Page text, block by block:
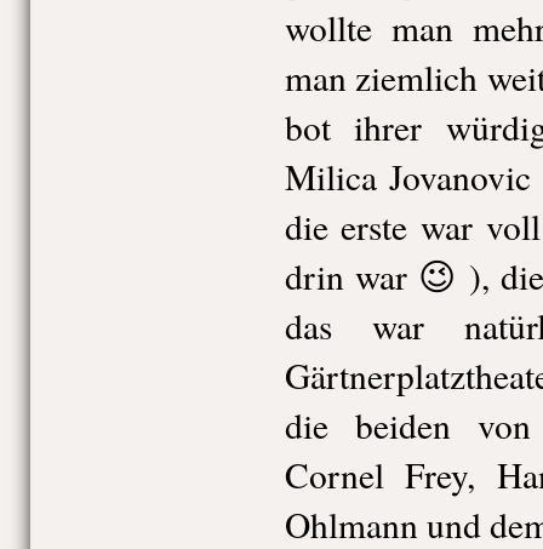
wollte man
man ziemlich
bot ihrer
Milica Jovanovic
die erste war
drin war 😉 ),
das war
die beiden von
Cornel Frey,
Ohlmann und